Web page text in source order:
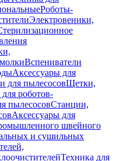
Роботы-
Электровеники,
Вспениватели
Аксессуары для
для пылесосовЩетки,
роботов-
пылесосовСтанции,
Аксессуары для
швейного
и сушильных
Техника для